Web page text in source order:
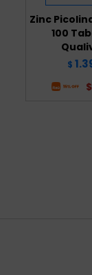
Zinc
100
$
$